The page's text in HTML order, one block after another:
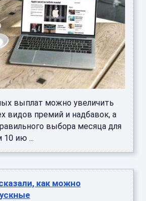
выплат можно увеличить
видов премий и надбавок, а
выбора месяца для
10 ию ...
как можно